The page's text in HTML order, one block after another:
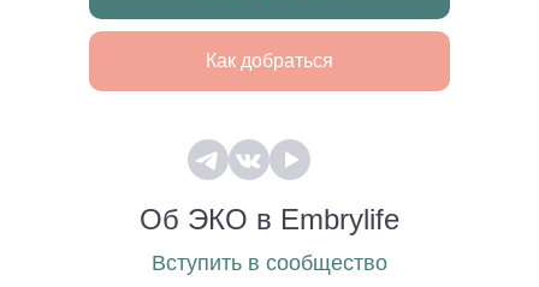
Как добраться
Об ЭКО в Embrylife
Вступить в сообщество